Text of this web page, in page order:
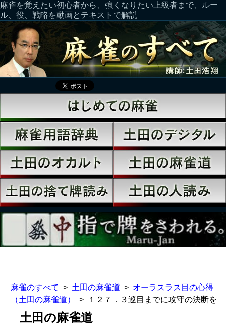
麻雀を覚えたい初心者から、強くなりたい上級者まで、ルー
ル、役、戦略を動画とテキストで解説
麻雀のすべて 土田の麻雀道
オーラスラス目の心得
（土田の麻雀道）
１２７．３巡目までに攻守の決断を
土田の麻雀道